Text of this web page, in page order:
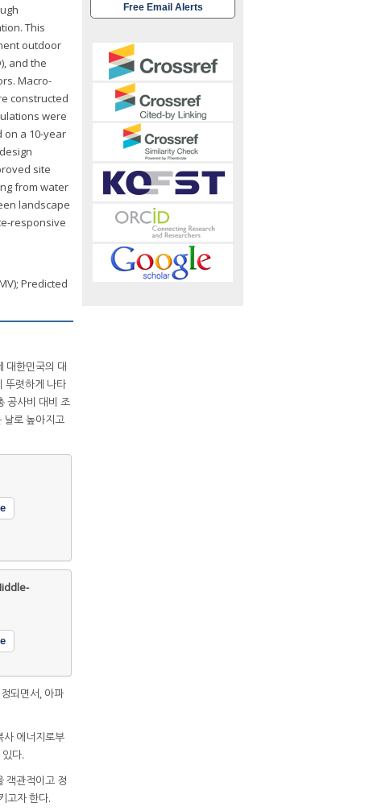
Free Email Alerts
This
outdoor
and the
Macro-
constructed
were
on a 10-year
site
from water
landscape
responsive
Predicted
대한민국의 대
뚜렷하게 나타
공사비 대비 조
날로 높아지고
되면서, 아파
에너지로부
다.
객관적이고 정
고자 한다.